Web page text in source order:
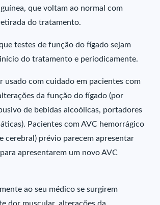
que voltam ao normal com
do tratamento.
testes de função do fígado sejam
do tratamento e periodicamente.
usado com cuidado em pacientes com
da função do fígado (por
de bebidas alcoólicas, portadores
Pacientes com AVC hemorrágico
cerebral) prévio parecem apresentar
apresentarem um novo AVC
ao seu médico se surgirem